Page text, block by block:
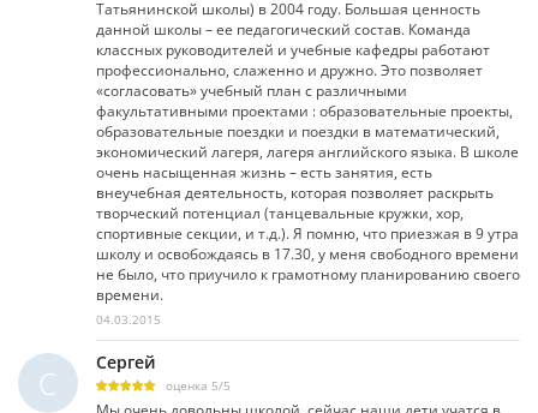
Татьянинской школы) в 2004 году. Большая ценность
данной школы – ее педагогический состав. Команда
классных руководителей и учебные кафедры работают
профессионально, слаженно и дружно. Это позволяет
«согласовать» учебный план с различными
факультативными проектами : образовательные проекты,
образовательные поездки и поездки в математический,
экономический лагеря, лагеря английского языка. В школе
очень насыщенная жизнь – есть занятия, есть
внеучебная деятельность, которая позволяет раскрыть
творческий потенциал (танцевальные кружки, хор,
спортивные секции, и т.д.). Я помню, что приезжая в 9 утра
школу и освобождаясь в 17.30, у меня свободного времени
не было, что приучило к грамотному планированию своего
времени.
04.03.2015
С
Сергей
оценка 5/5